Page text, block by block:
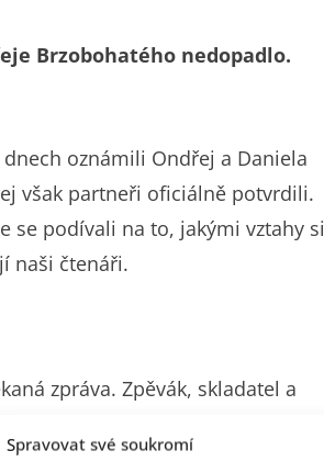
Spravovat své soukromí
Brzobohatého nedopadlo.
oznámili Ondřej a Daniela
však partneři oficiálně potvrdili.
se podívali na to, jakými vztahy si
naši čtenáři.
zpráva. Zpěvák, skladatel a
Danielu Brzobohatou si
Oznámení předcházely delší